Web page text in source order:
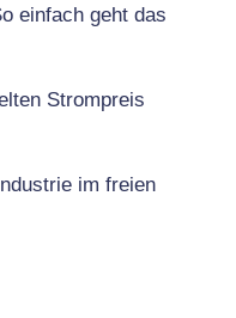
einfach geht das
Strompreis
im freien